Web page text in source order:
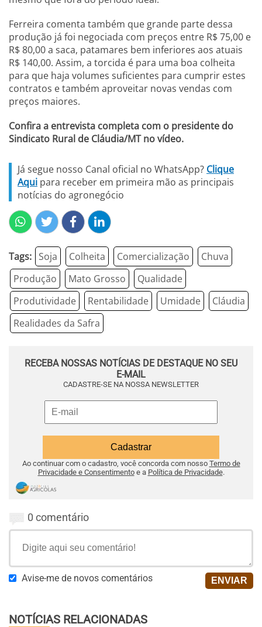
Ferreira comenta também que grande parte dessa
produção já foi negociada com preços entre R$ 75,00 e
R$ 80,00 a saca, patamares bem inferiores aos atuais
R$ 140,00. Assim, a torcida é para uma boa colheita
para que haja volumes suficientes para cumprir estes
contratos e também aproveitar novas vendas com
preços maiores.
Confira a entrevista completa com o presidente do
Sindicato Rural de Cláudia/MT no vídeo.
Já segue nosso Canal oficial no WhatsApp? Clique
Aqui para receber em primeira mão as principais
notícias do agronegócio
Tags: Soja Colheita Comercialização
Chuva
Produção
Mato Grosso
Qualidade
Produtividade
Rentabilidade Umidade
Cláudia
Realidades da Safra
RECEBA NOSSAS NOTÍCIAS DE DESTAQUE NO SEU
E-MAIL
CADASTRE-SE NA NOSSA NEWSLETTER
Ao continuar com o cadastro, você concorda com nosso Termo de
Privacidade e Consentimentoe a Política de Privacidade.
0 comentário
Avise-me de novos comentários
NOTÍCIAS RELACIONADAS